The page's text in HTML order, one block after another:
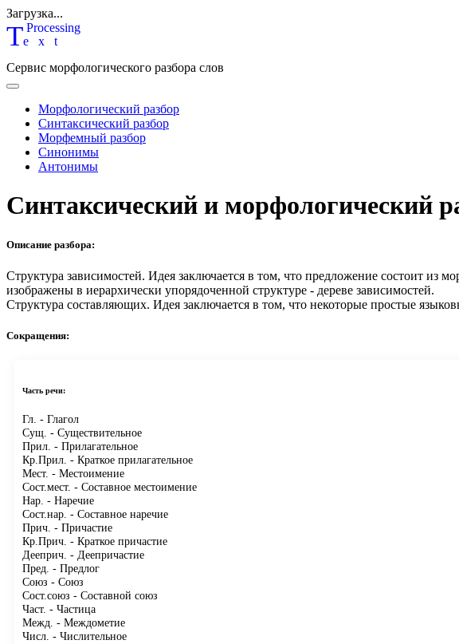
Загрузка...
Text
Processing
Сервис морфологического разбора слов
Морфологический разбор
Синтаксический разбор
Морфемный разбор
Синонимы
Антонимы
Синтаксический и морфологический
Описание разбора:
Структура зависимостей. Идея заключается в том, что предложение состоит из
изображены в иерархически упорядоченной структуре - дереве зависимостей.
Структура составляющих. Идея заключается в том, что некоторые простые
Сокращения:
Часть речи:
Гл. - Глагол
Сущ. - Существительное
Прил. - Прилагательное
Кр.Прил. - Краткое прилагательное
Мест. - Местоимение
Сост.мест. - Составное местоимение
Нар. - Наречие
Сост.нар. - Составное наречие
Прич. - Причастие
Кр.Прич. - Краткое причастие
Дееприч. - Деепричастие
Пред. - Предлог
Союз - Союз
Сост.союз - Составной союз
Част. - Частица
Межд. - Междометие
Числ. - Числительное